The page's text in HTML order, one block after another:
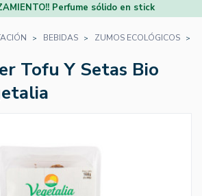
Perfume sólido en stick
BEBIDAS ZUMOS ECOLÓGICOS
Tofu Y Setas Bio